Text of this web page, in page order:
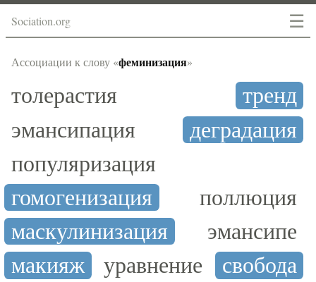
☰
Sociation.org
Ассоциации к слову «феминизация»
толерастия
тренд
эмансипация
деградация
популяризация
гомогенизация
поллюция
маскулинизация
эмансипе
макияж
уравнение
свобода